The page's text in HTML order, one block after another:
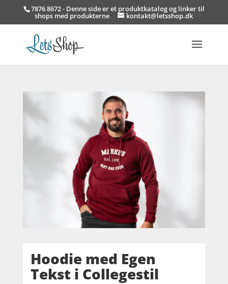
7876 8672 - Denne side er et produktkatalog og linker til
shops med produkterne kontakt@letsshop.dk
Hoodie med Egen
Tekst i Collegestil